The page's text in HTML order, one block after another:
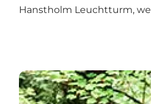
Hanstholm Leuchtturm,